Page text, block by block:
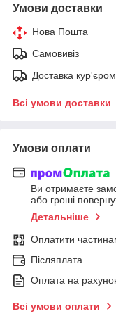
Умови доставки
Нова Пошта
Самовивіз
Доставка кур'єром
Всі умови доставки
Умови оплати
Ви отримаєте
або гроші
Детальніше
Оплатити
Післяплата
Оплата на
Всі умови оплати